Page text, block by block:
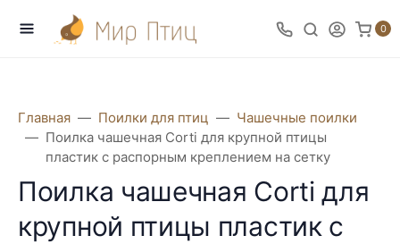
0
Главная Поилки для птиц
Чашечные поилки
Поилка чашечная Corti для крупной птицы
пластик с распорным креплением на сетку
Поилка чашечная Corti для
крупной птицы пластик с